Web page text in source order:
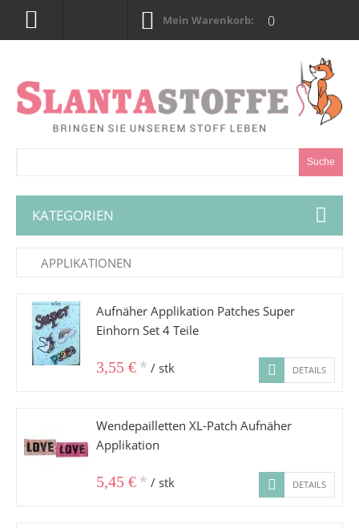
Mein Warenkorb: 0
Suche
KATEGORIEN
APPLIKATIONEN
Aufnäher Applikation Patches Super
Einhorn Set 4 Teile
3,55 € * / stk DETAILS
Wendepailletten XL-Patch Aufnäher
Applikation
5,45 € * / stk DETAILS